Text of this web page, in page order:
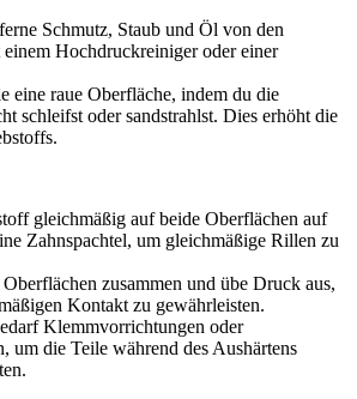
Schmutz, Staub und Öl von den
Hochdruckreiniger oder einer
eine raue Oberfläche, indem du die
schleifst oder sandstrahlst. Dies erhöht die
gleichmäßig auf beide Oberflächen auf
Zahnspachtel, um gleichmäßige Rillen zu
zusammen und übe Druck aus,
Kontakt zu gewährleisten.
Klemmvorrichtungen oder
um die Teile während des Aushärtens